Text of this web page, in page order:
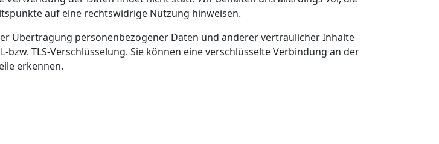
auf eine rechtswidrige Nutzung hinweisen.
Übertragung personenbezogener Daten und anderer vertraulicher Inhalte
TLS-Verschlüsselung. Sie können eine verschlüsselte Verbindung an der
erkennen.